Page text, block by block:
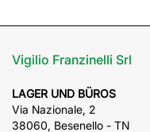
Vigilio Franzinelli Srl
LAGER UND BÜROS
Via Nazionale, 2
38060, Besenello - TN